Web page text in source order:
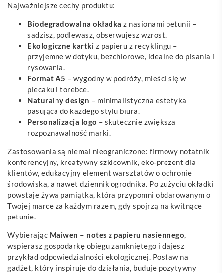
Najważniejsze cechy produktu:
Biodegradowalna okładka z nasionami petunii –
sadzisz, podlewasz, obserwujesz wzrost.
Ekologiczne kartki z papieru z recyklingu –
przyjemne w dotyku, bezchlorowe, idealne do pisania i
rysowania.
Format A5 – wygodny w podróży, mieści się w
plecaku i torebce.
Naturalny design – minimalistyczna estetyka
pasująca do każdego stylu biura.
Personalizacja logo – skutecznie zwiększa
rozpoznawalność marki.
Zastosowania są niemal nieograniczone: firmowy notatnik
konferencyjny, kreatywny szkicownik, eko-prezent dla
klientów, edukacyjny element warsztatów o ochronie
środowiska, a nawet dziennik ogrodnika. Po zużyciu okładki
powstaje żywa pamiątka, która przypomni obdarowanym o
Twojej marce za każdym razem, gdy spojrzą na kwitnące
petunie.
Wybierając Maiwen – notes z papieru nasiennego,
wspierasz gospodarkę obiegu zamkniętego i dajesz
przykład odpowiedzialności ekologicznej. Postaw na
gadżet, który inspiruje do działania, buduje pozytywny